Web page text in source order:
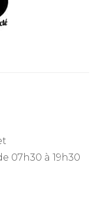
07h30 à 19h30